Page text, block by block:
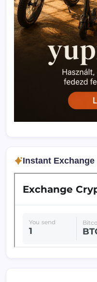
Instant Exchange